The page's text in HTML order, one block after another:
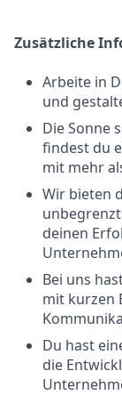
Zusätzliche
Arbeite in
und
Die Sonne
findest du
mit mehr
Wir bieten
deinen
Bei uns
mit kurzen
Du hast
die